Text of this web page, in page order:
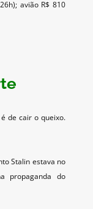
avião R$ 810
de cair o queixo.
Stalin estava no
propaganda do